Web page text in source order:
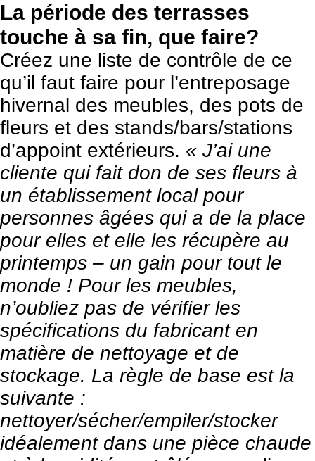
La période des terrasses
touche à sa fin, que faire?
Créez une liste de contrôle de ce
qu’il faut faire pour l’entreposage
hivernal des meubles, des pots de
fleurs et des stands/bars/stations
d’appoint extérieurs. « J’ai une
cliente qui fait don de ses fleurs à
un établissement local pour
personnes âgées qui a de la place
pour elles et elle les récupère au
printemps – un gain pour tout le
monde ! Pour les meubles,
n’oubliez pas de vérifier les
spécifications du fabricant en
matière de nettoyage et de
stockage. La règle de base est la
suivante :
nettoyer/sécher/empiler/stocker
idéalement dans une pièce chaude